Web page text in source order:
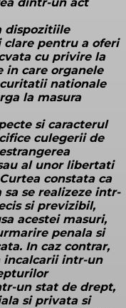
dispozitiile
pentru a oferi
cu privire la
in care organele
nationale
la masura
si caracterul
culegerii de
al unor libertati
constata ca
se realizeze intr-
si previzibil,
acestei masuri,
penala si
In caz contrar,
incalcarii intr-un
un stat de drept,
si privata si